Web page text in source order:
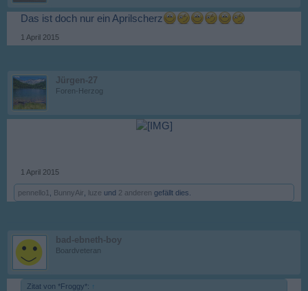
Das ist doch nur ein Aprilscherz
1 April 2015
Jürgen-27
Foren-Herzog
1 April 2015
pennello1 BunnyAir luze und 2 anderen gefällt dies.
bad-ebneth-boy
Boardveteran
Zitat von *Froggy*: ↑